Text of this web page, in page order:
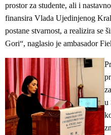
prostor za studente, ali i
finansira Vlada Ujedinjenog
postane stvarnost, a realizira
Gori“, naglasio je ambasador
u